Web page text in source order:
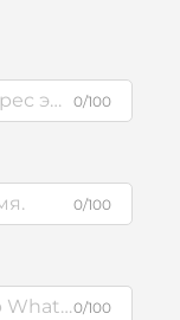
0/100
0/100
0/100